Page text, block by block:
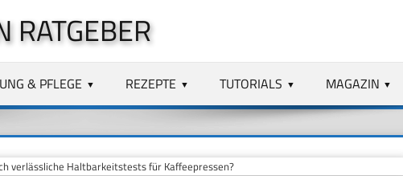
RATGEBER
& PFLEGE REZEPTE TUTORIALS MAGAZIN
verlässliche Haltbarkeitstests für Kaffeepressen?